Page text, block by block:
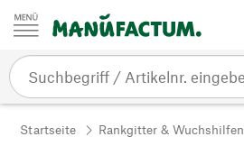
Zum Inhalt springen
Startseite Rankgitter & Wuchshilfen